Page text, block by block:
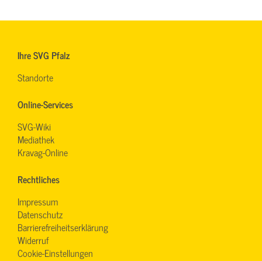
Ihre SVG Pfalz
Standorte
Online-Services
SVG-Wiki
Mediathek
Kravag-Online
Rechtliches
Impressum
Datenschutz
Barrierefreiheitserklärung
Widerruf
Cookie-Einstellungen